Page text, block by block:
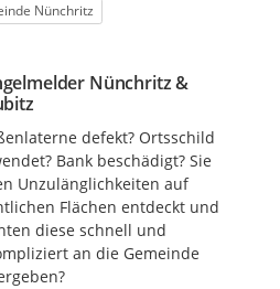
Nünchritz
Nünchritz &
defekt? Ortsschild
Bank beschädigt? Sie
Unzulänglichkeiten auf
Flächen entdeckt und
diese schnell und
an die Gemeinde